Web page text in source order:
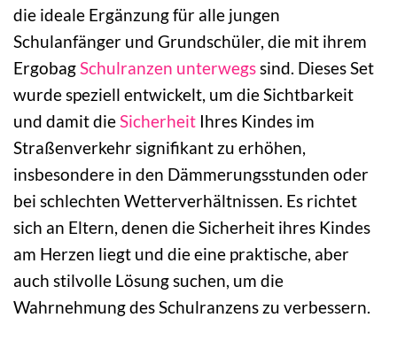
die ideale Ergänzung für alle jungen
Schulanfänger und Grundschüler, die mit ihrem
ErgobagSchulranzen unterwegssind. Dieses Set
wurde speziell entwickelt, um die Sichtbarkeit
und damit dieSicherheit Ihres Kindes im
Straßenverkehr signifikant zu erhöhen,
insbesondere in den Dämmerungsstunden oder
bei schlechten Wetterverhältnissen. Es richtet
sich an Eltern, denen die Sicherheit ihres Kindes
am Herzen liegt und die eine praktische, aber
auch stilvolle Lösung suchen, um die
Wahrnehmung des Schulranzens zu verbessern.